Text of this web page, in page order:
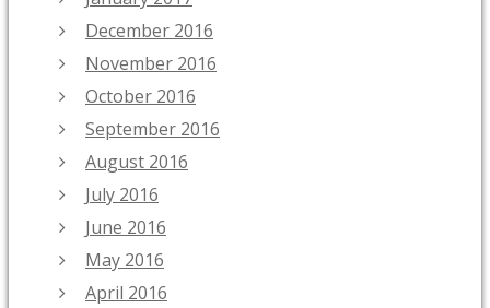
December 2016
November 2016
October 2016
September 2016
August 2016
July 2016
June 2016
May 2016
April 2016